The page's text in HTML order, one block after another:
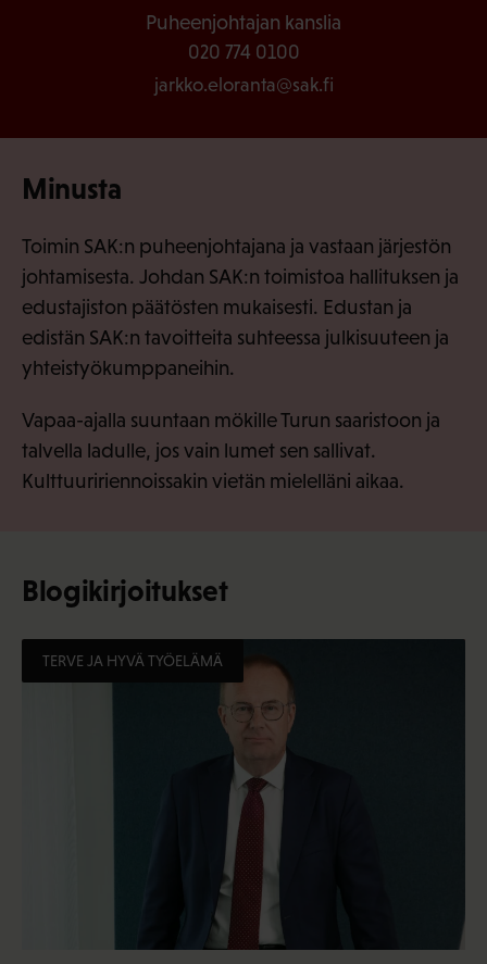
Puheenjohtajan kanslia
020 774 0100
jarkko.eloranta@sak.fi
Minusta
Toimin SAK:n puheenjohtajana ja vastaan järjestön
johtamisesta. Johdan SAK:n toimistoa hallituksen ja
edustajiston päätösten mukaisesti. Edustan ja
edistän SAK:n tavoitteita suhteessa julkisuuteen ja
yhteistyökumppaneihin.
Vapaa-ajalla suuntaan mökille Turun saaristoon ja
talvella ladulle, jos vain lumet sen sallivat.
Kulttuuririennoissakin vietän mielelläni aikaa.
Blogikirjoitukset
TERVE JA HYVÄ TYÖELÄMÄ